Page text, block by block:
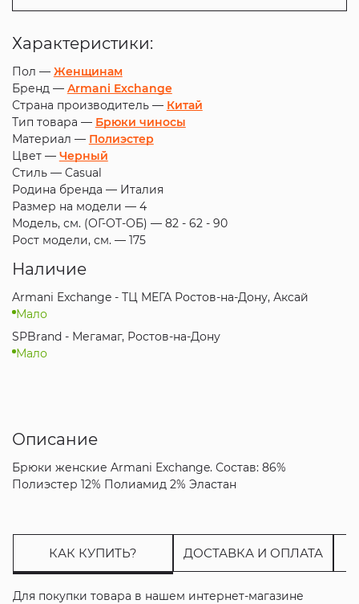
Характеристики:
Пол — Женщинам
Бренд — Armani Exchange
Страна производитель — Китай
Тип товара — Брюки чиносы
Материал — Полиэстер
Цвет — Черный
Стиль — Casual
Родина бренда — Италия
Размер на модели — 4
Модель, см. (ОГ-ОТ-ОБ) — 82 - 62 - 90
Рост модели, см. — 175
Наличие
Armani Exchange - ТЦ МЕГА Ростов-на-Дону, Аксай
Мало
SPBrand - Мегамаг, Ростов-на-Дону
Мало
Описание
Брюки женские Armani Exchange. Состав: 86%
Полиэстер 12% Полиамид 2% Эластан
КАК КУПИТЬ? ДОСТАВКА И ОПЛАТА
Для покупки товара в нашем интернет-магазине